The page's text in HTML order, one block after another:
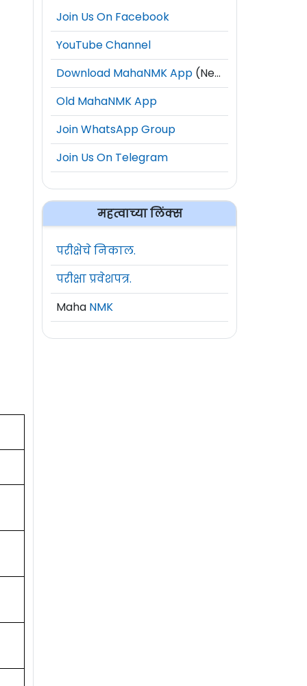
Join Us On Facebook
YouTube Channel
Download MahaNMK App (New)
Old MahaNMK App
Join WhatsApp Group
Join Us On Telegram
महत्वाच्या लिंक्स
परीक्षेचे निकाल.
परीक्षा प्रवेशपत्र.
Maha NMK